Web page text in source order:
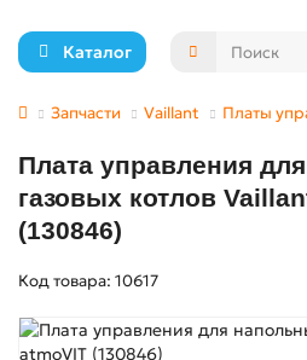
Каталог
Запчасти Vaillant Платы
Плата управления
газовых котлов
(130846)
Код товара: 10617